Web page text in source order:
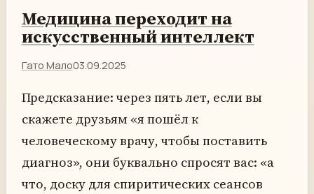
Медицина переходит на
искусственный интеллект
Гато Мало03.09.2025
Предсказание: через пять лет, если вы
скажете друзьям «я пошёл к
человеческому врачу, чтобы поставить
диагноз», они буквально спросят вас: «а
что, доску для спиритических сеансов